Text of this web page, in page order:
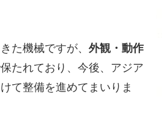
た機械ですが、外観・動作
たれており、今後、アジア
て整備を進めてまいりま